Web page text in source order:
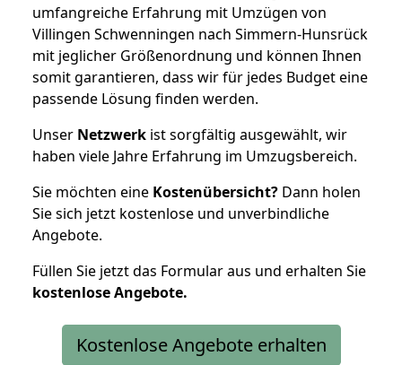
umfangreiche Erfahrung mit Umzügen von
Villingen Schwenningen nach Simmern-Hunsrück
mit jeglicher Größenordnung und können Ihnen
somit garantieren, dass wir für jedes Budget eine
passende Lösung finden werden.
Unser Netzwerk ist sorgfältig ausgewählt, wir
haben viele Jahre Erfahrung im Umzugsbereich.
Sie möchten eine Kostenübersicht? Dann holen
Sie sich jetzt kostenlose und unverbindliche
Angebote.
Füllen Sie jetzt das Formular aus und erhalten Sie
kostenloseAngebote.
Kostenlose Angebote erhalten